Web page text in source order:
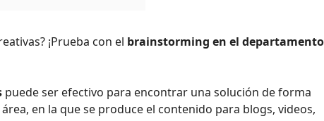
¡Prueba con el brainstorming en el departamento
puede ser efectivo para encontrar una solución de forma
en la que se produce el contenido para blogs, videos,